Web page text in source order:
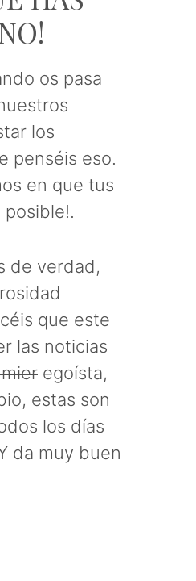
os pasa
los
penséis eso.
en que tus
de verdad,
que este
las noticias
egoísta,
estas son
los días
da muy buen